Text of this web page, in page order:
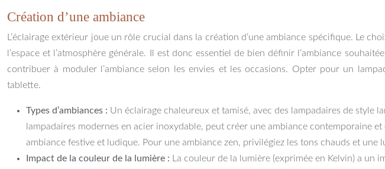
Création d’une ambiance
L’éclairage extérieur joue un rôle crucial dans la création d’une ambiance spécifique. Le
l’espace et l’atmosphère générale. Il est donc essentiel de bien définir l’ambiance
contribuer à moduler l’ambiance selon les envies et les occasions. Opter pour un
tablette.
Types d’ambiances : Un éclairage chaleureux et tamisé, avec des lampadaires de style
lampadaires modernes en acier inoxydable, peut créer une ambiance contemporaine
ambiance festive et ludique. Pour une ambiance zen, privilégiez les tons chauds et une
Impact de la couleur de la lumière :
La couleur de la lumière (exprimée en Kelvin) a